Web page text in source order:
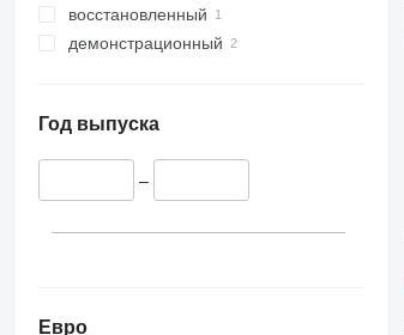
восстановленный
демонстрационный
Год выпуска
–
Евро